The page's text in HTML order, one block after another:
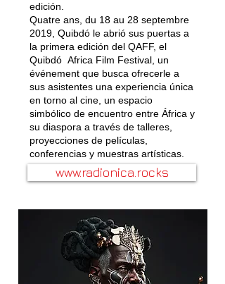
edición.
Quatre ans, du 18 au 28 septembre
2019, Quibdó le abrió sus puertas a
la primera edición del QAFF, el
Quibdó Africa Film Festival, un
événement que busca ofrecerle a
sus asistentes una experiencia única
en torno al cine, un espacio
simbólico de encuentro entre África y
su diaspora a través de talleres,
proyecciones de películas,
conferencias y muestras artísticas.
www.radionica.rocks